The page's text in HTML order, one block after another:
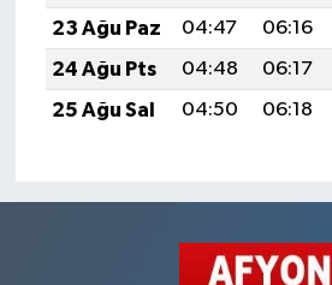
23 Ağu Paz
04:47 06:16
24 Ağu Pts
04:48 06:17
25 Ağu Sal
04:50 06:18